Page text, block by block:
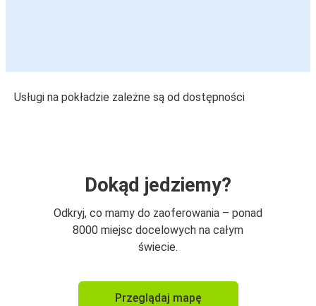
Usługi na pokładzie zależne są od dostępności
Dokąd jedziemy?
Odkryj, co mamy do zaoferowania – ponad
8000 miejsc docelowych na całym
świecie.
Przeglądaj mapę